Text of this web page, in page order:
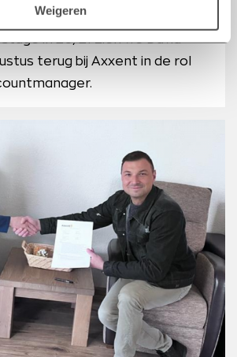
Weigeren
in 20/21 zien we David
terug bij Axxent in de rol